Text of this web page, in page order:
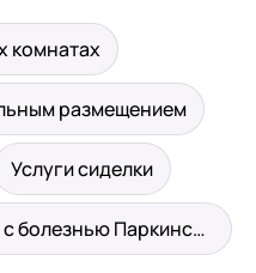
комнатах
размещением
Услуги сиделки
Пансионаты для пожилых с болезнью Паркинсона